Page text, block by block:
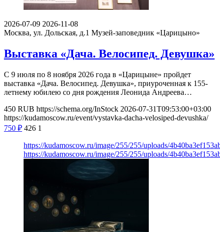
2026-07-09 2026-11-08
Москва, ул. Дольская, д.1 Музей-заповедник «Царицыно»
Выставка «Дача. Велосипед. Девушка»
С 9 июля по 8 ноября 2026 года в «Царицыне» пройдет
выставка «Дача. Велосипед. Девушка», приуроченная к 155-
летнему юбилею со дня рождения Леонида Андреева…
450 RUB https://schema.org/InStock 2026-07-31T09:53:00+03:00
https://kudamoscow.ru/event/vystavka-dacha-velosiped-devushka/
750 ₽ 426 1
https://kudamoscow.ru/image/255/255/uploads/
https://kudamoscow.ru/image/255/255/uploads/